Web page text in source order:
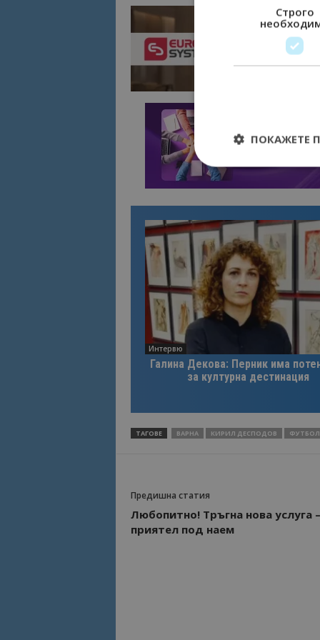
Интервю
Галина Декова: Перник има
за културна дестинация
ТАГОВЕ ВАРНА КИРИЛ ДЕСПОДОВ
Предишна статия
Любопитно! Тръгна нова услуга –
приятел под наем
Строго
ПОКАЖЕТЕ
Строго
управление на
Име
Име
is_visitor_unique
is_unique
sc_is_visitor_unique